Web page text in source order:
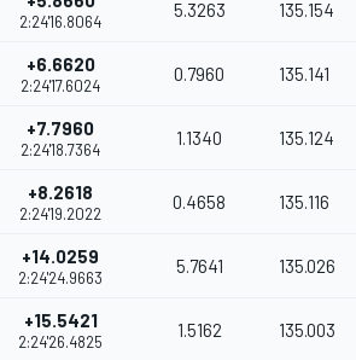
2:24'16.8064
5.3263 135.154
+6.6620
2:24'17.6024
0.7960 135.141
+7.7960
2:24'18.7364
1.1340 135.124
+8.2618
2:24'19.2022
0.4658 135.116
+14.0259
2:24'24.9663
5.7641 135.026
+15.5421
2:24'26.4825
1.5162 135.003